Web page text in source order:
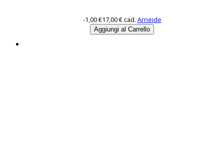
-1,00 €17,00 €cad. Arneide